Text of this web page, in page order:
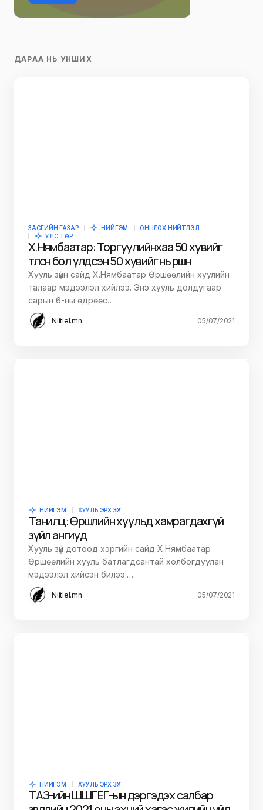
ДАРАА НЬ УНШИХ
ЗАСГИЙН ГАЗАР НИЙГЭМ
ОНЦЛОХ НИЙТЛЭЛ
УЛС ТӨР
Х.Нямбаатар: Торгуулийнхаа 50 хувийг
төлсөн бол үлдсэн 50 хувийг нь өршөөнө
Хууль зүйн сайд Х.Нямбаатар Өршөөлийн хуулийн
талаар мэдээлэл хийлээ. Энэ хууль долдугаар
сарын 6-ны өдрөөс…
Niitlel.mn 05/07/2021
НИЙГЭМ ХУУЛЬ ЭРХ ЗҮЙ
Танилц: Өршөөлийн хуульд хамрагдахгүй
зүйл ангиуд
Хууль зүй дотоод хэргийн сайд Х.Нямбаатар
Өршөөлийн хууль батлагдсантай холбогдуулан
мэдээлэл хийсэн билээ.…
Niitlel.mn 05/07/2021
НИЙГЭМ ХУУЛЬ ЭРХ ЗҮЙ
ТАЗ-ийн ШШГЕГ-ын дэргэдэх салбар